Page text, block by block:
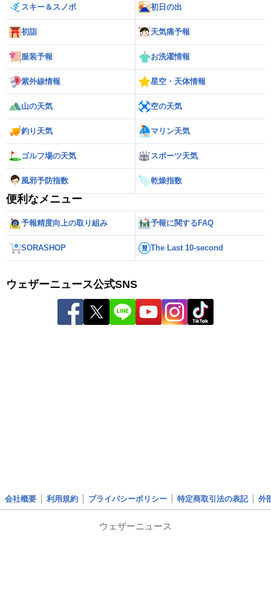
スキー＆スノボ 初日の出
初詣 天気痛予報
服装予報 お洗濯情報
紫外線情報 星空・天体情報
山の天気 空の天気
釣り天気 マリン天気
ゴルフ場の天気 スポーツ天気
風邪予防指数 乾燥指数
便利なメニュー
予報精度向上の取り組み 予報に関するFAQ
SORASHOP The Last 10-second
ウェザーニュース公式SNS
会社概要 利用規約 プライバシーポリシー 特定商取引法の表記 外
ウェザーニュース